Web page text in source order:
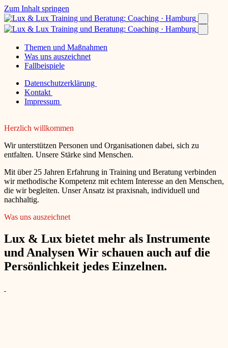
Zum Inhalt springen
Themen und Maßnahmen
Was uns auszeichnet
Fallbeispiele
Datenschutzerklärung
Kontakt
Impressum
Herzlich willkommen
Wir unterstützen Personen und Organisationen dabei, sich zu
entfalten. Unsere Stärke sind Menschen.
Mit über 25 Jahren Erfahrung in Training und Beratung verbinden
wir methodische Kompetenz mit echtem Interesse an den Menschen,
die wir begleiten. Unser Ansatz ist praxisnah, individuell und
nachhaltig.
Was uns auszeichnet
Lux & Lux bietet mehr als Instrumente
und Analysen Wir schauen auch auf die
Persönlichkeit jedes Einzelnen.